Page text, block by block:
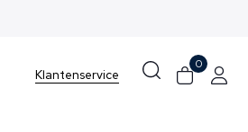
Klantenservice
0